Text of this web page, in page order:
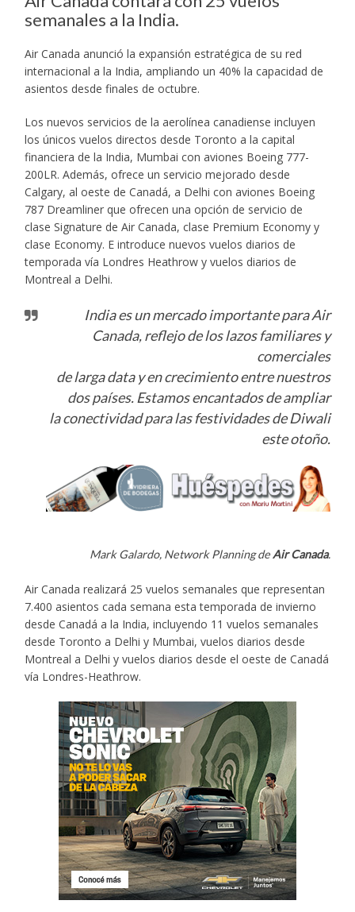
semanales a la India.
Air Canada anunció la expansión estratégica de su red
internacional a la India, ampliando un 40% la capacidad de
asientos desde finales de octubre.
Los nuevos servicios de la aerolínea canadiense incluyen
los únicos vuelos directos desde Toronto a la capital
financiera de la India, Mumbai con aviones Boeing 777-
200LR. Además, ofrece un servicio mejorado desde
Calgary, al oeste de Canadá, a Delhi con aviones Boeing
787 Dreamliner que ofrecen una opción de servicio de
clase Signature de Air Canada, clase Premium Economy y
clase Economy. E introduce nuevos vuelos diarios de
temporada vía Londres Heathrow y vuelos diarios de
Montreal a Delhi.
India es un mercado importante para Air
Canada, reflejo de los lazos familiares y
comerciales
de larga data y en crecimiento entre nuestros
dos países. Estamos encantados de ampliar
la conectividad para las festividades de Diwali
este otoño.
Mark Galardo, Network Planning deAir Canada.
Air Canada realizará 25 vuelos semanales que representan
7.400 asientos cada semana esta temporada de invierno
desde Canadá a la India, incluyendo 11 vuelos semanales
desde Toronto a Delhi y Mumbai, vuelos diarios desde
Montreal a Delhi y vuelos diarios desde el oeste de Canadá
vía Londres-Heathrow.